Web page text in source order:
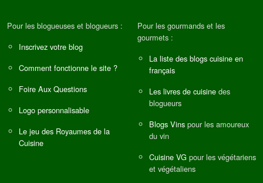
Pour les blogueuses et blogueurs :
Inscrivez votre blog
Comment fonctionne le site ?
Foire Aux Questions
Logo personnalisable
Le jeu des Royaumes de la
Cuisine
Pour les gourmands et les
gourmets :
La liste des blogs cuisine en
français
Les livres de cuisine des
blogueurs
Blogs Vins pour les amoureux
du vin
Cuisine VG pour les végétariens
et végétaliens